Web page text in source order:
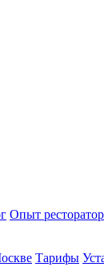
Опыт
Тарифы